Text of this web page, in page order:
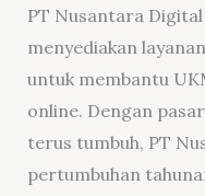
PT Nusantara
menyediakan
untuk membantu
online. Dengan
terus tumbuh, PT
pertumbuhan